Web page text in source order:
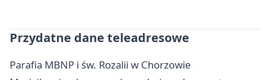
Przydatne dane teleadresowe
Parafia MBNP i św. Rozalii w Chorzowie